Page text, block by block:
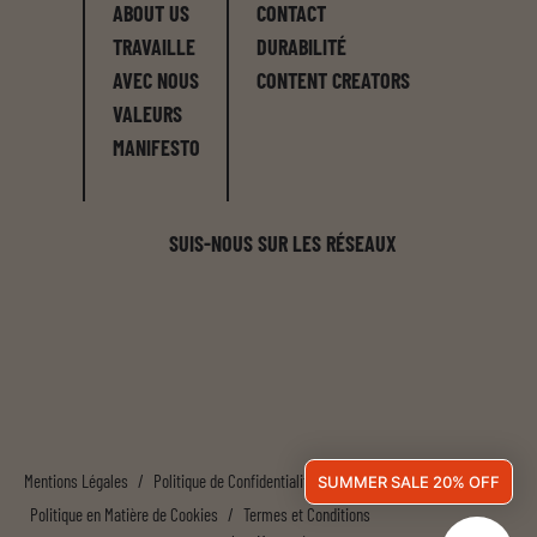
ABOUT US
TRAVAILLE
AVEC NOUS
VALEURS
MANIFESTO
CONTACT
DURABILITÉ
CONTENT CREATORS
SUIS-NOUS SUR LES RÉSEAUX
Mentions Légales / Politique de Confidentialité
/
Politique en Matière de Cookies / Termes et Conditions
SUMMER SALE 20% OFF